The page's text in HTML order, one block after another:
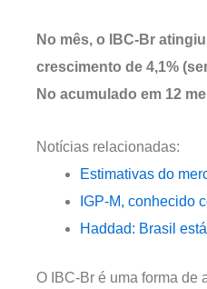
No mês, o IBC-Br
crescimento de 4,1%
No acumulado em 12
Notícias relacionadas:
Estimativas do
IGP-M, conhecido
Haddad: Brasil
O IBC-Br é uma forma de